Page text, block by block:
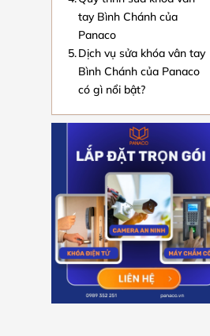
tay Bình Chánh của
Panaco
Dịch vụ sửa khóa vân tay
Bình Chánh của Panaco
có gì nổi bật?